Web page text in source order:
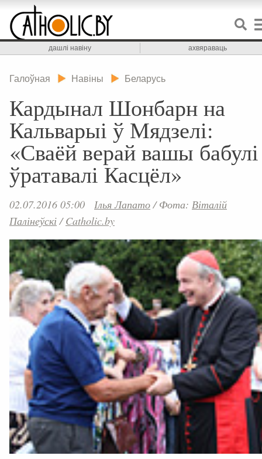
дашлі навіну ахвяраваць
Галоўная Навіны Беларусь
Кардынал Шонбарн на
Кальварыі ў Мядзелі:
«Сваёй верай вашы бабулі
ўратавалі Касцёл»
02.07.2016 05:00 Ілья Лапато/Фота: Віталій
Палінеўскі/Catholic.by